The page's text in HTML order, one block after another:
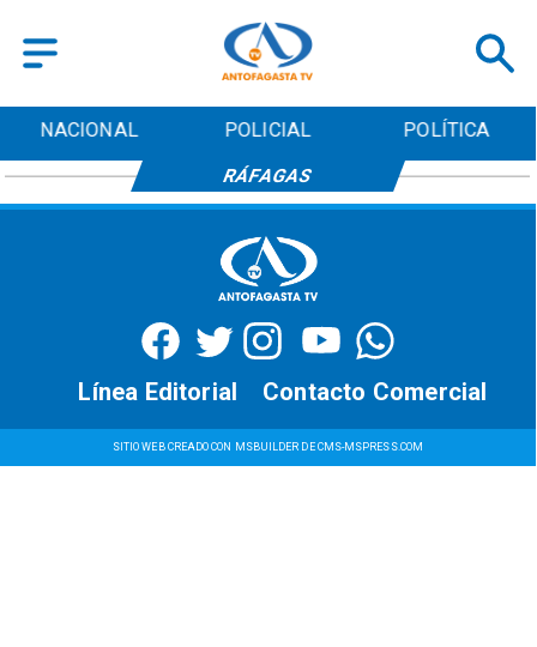
NACIONAL POLICIAL POLÍTICA
RÁFAGAS
SITIO WEB CREADO CON MSBUILDER DE CMS-MSPRESS.COM
Contacto Comercial
Línea Editorial